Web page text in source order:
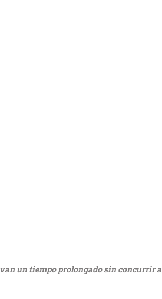
un tiempo prolongado sin concurrir a